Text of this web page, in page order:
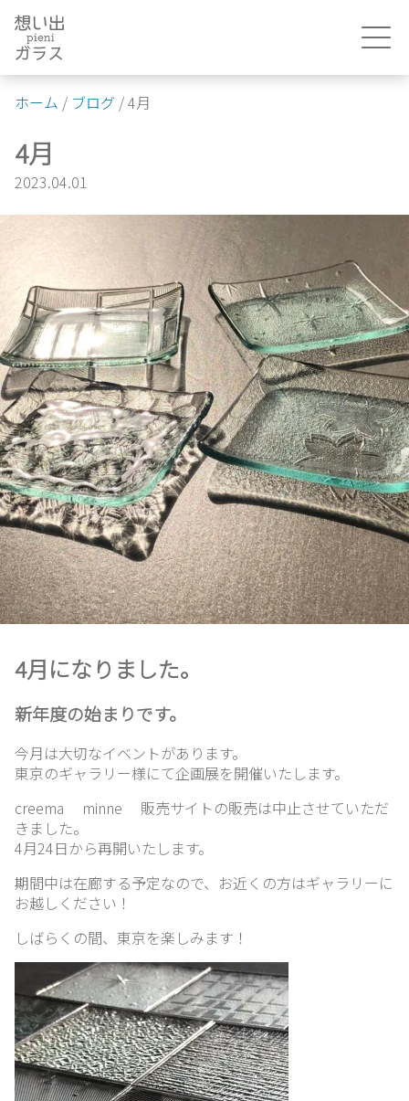
Skip
content
ホ
ム
想
い
出
ス
紹
介
ホーム / ブログ /4月
4月
2023.04.01
4月になりました。
新年度の始まりです。
今月は大切なイベントがあります。
東京のギャラリー様にて企画展を開催いたします。
creema minne 販売サイトの販売は中止させていただ
きました。
4月24日から再開いたします。
期間中は在廊する予定なので、お近くの方はギャラリーに
お越しください！
しばらくの間、東京を楽しみます！